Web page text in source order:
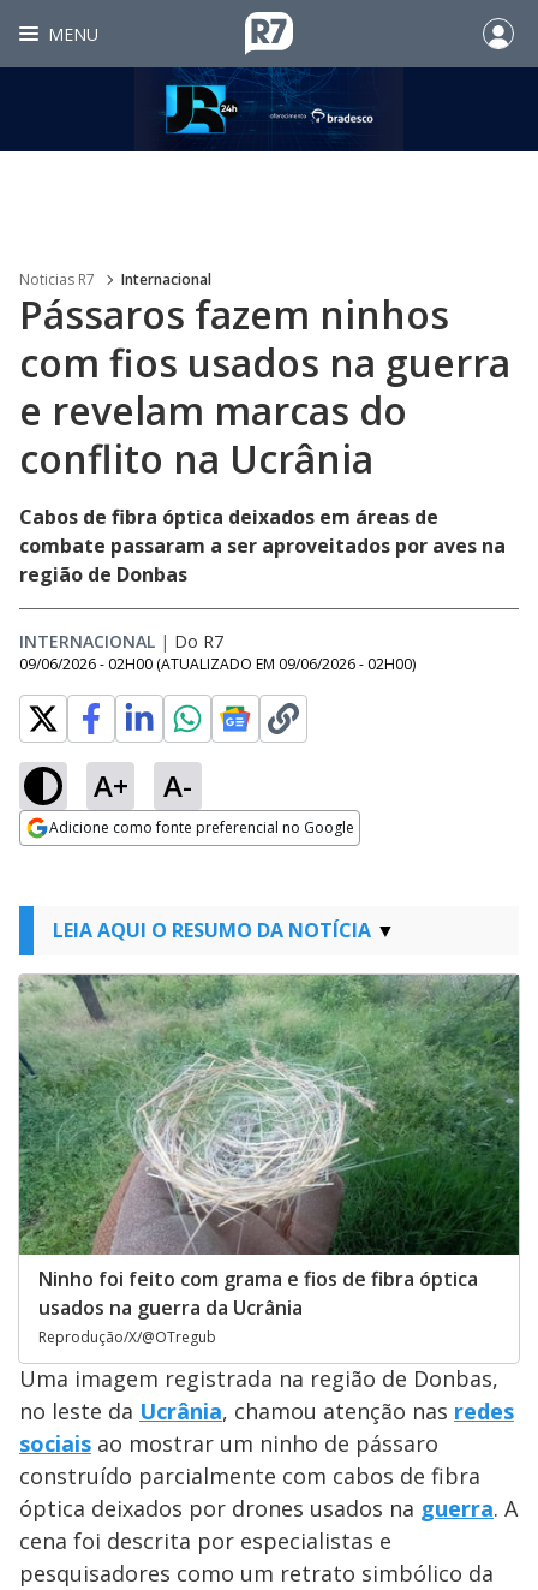
MENU
Noticias R7 Internacional
Pássaros fazem ninhos
com fios usados na guerra
e revelam marcas do
conflito na Ucrânia
Cabos de fibra óptica deixados em áreas de
combate passaram a ser aproveitados por aves na
região de Donbas
INTERNACIONAL | Do R7
09/06/2026 - 02H00 (ATUALIZADO EM 09/06/2026 - 02H00)
A+ A-
Adicione como fonte preferencial no Google
LEIA AQUI O RESUMO DA NOTÍCIA
Ninho foi feito com grama e fios de fibra óptica
usados na guerra da Ucrânia
Reprodução/X/@OTregub
Uma imagem registrada na região de Donbas,
no leste da Ucrânia, chamou atenção nas redes
sociais ao mostrar um ninho de pássaro
construído parcialmente com cabos de fibra
óptica deixados por drones usados na guerra. A
cena foi descrita por especialistas e
pesquisadores como um retrato simbólico da